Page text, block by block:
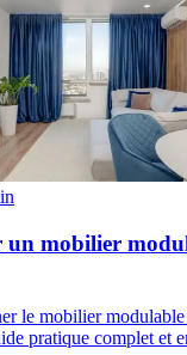
un mobilier
le mobilier
pratique complet et